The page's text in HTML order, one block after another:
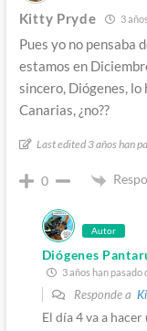
Kitty Pryde 3
Pues yo no pensaba
estamos en
sincero, Diógenes, lo
Canarias, ¿no??
Last edited 3 años han
0
Autor
Diógenes
3 años han pasado
Responde a
El día 4 va a